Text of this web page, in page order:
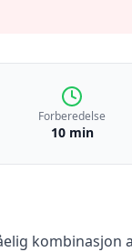
Forberedelse
10 min